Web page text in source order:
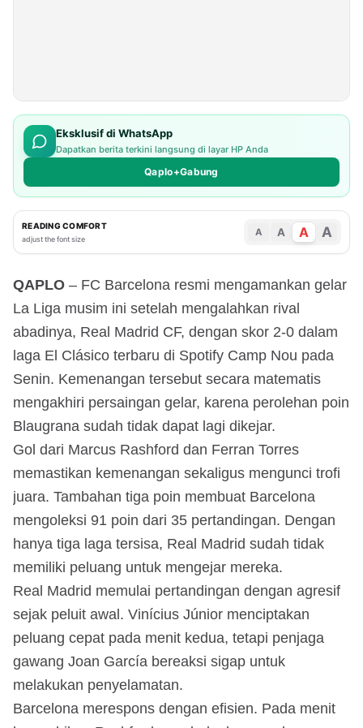
Eksklusif di WhatsApp
Dapatkan berita terkini langsung di layar HP Anda
Qaplo+Gabung
READING COMFORT
adjust the font size
A A A A
QAPLO – FC Barcelona resmi mengamankan gelar
La Liga musim ini setelah mengalahkan rival
abadinya, Real Madrid CF, dengan skor 2-0 dalam
laga El Clásico terbaru di Spotify Camp Nou pada
Senin. Kemenangan tersebut secara matematis
mengakhiri persaingan gelar, karena perolehan poin
Blaugrana sudah tidak dapat lagi dikejar.
Gol dari Marcus Rashford dan Ferran Torres
memastikan kemenangan sekaligus mengunci trofi
juara. Tambahan tiga poin membuat Barcelona
mengoleksi 91 poin dari 35 pertandingan. Dengan
hanya tiga laga tersisa, Real Madrid sudah tidak
memiliki peluang untuk mengejar mereka.
Real Madrid memulai pertandingan dengan agresif
sejak peluit awal. Vinícius Júnior menciptakan
peluang cepat pada menit kedua, tetapi penjaga
gawang Joan García bereaksi sigap untuk
melakukan penyelamatan.
Barcelona merespons dengan efisien. Pada menit